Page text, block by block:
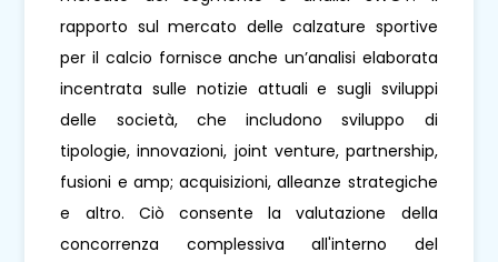
rapporto sul mercato delle calzature sportive
per il calcio fornisce anche un’analisi elaborata
incentrata sulle notizie attuali e sugli sviluppi
delle società, che includono sviluppo di
tipologie, innovazioni, joint venture, partnership,
fusioni e amp; acquisizioni, alleanze strategiche
e altro. Ciò consente la valutazione della
concorrenza complessiva all'interno del